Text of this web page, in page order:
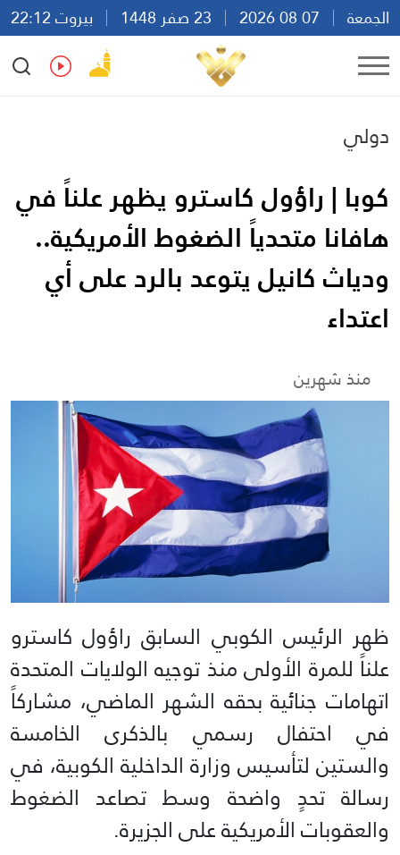
الجمعة
بيروت 22:12
Ar
En Fr Es
دولي
كوبا | راؤول كاسترو يظهر علناً في
هافانا متحدياً الضغوط الأمريكية..
ودياث كانيل يتوعد بالرد على أي
اعتداء
منذ شهرين
ظهر الرئيس الكوبي السابق راؤول كاسترو
علناً للمرة الأولى منذ توجيه الولايات المتحدة
اتهامات جنائية بحقه الشهر الماضي، مشاركاً
في احتفال رسمي بالذكرى الخامسة
والستين لتأسيس وزارة الداخلية الكوبية، في
رسالة تحدٍ واضحة وسط تصاعد الضغوط
والعقوبات الأمريكية على الجزيرة.